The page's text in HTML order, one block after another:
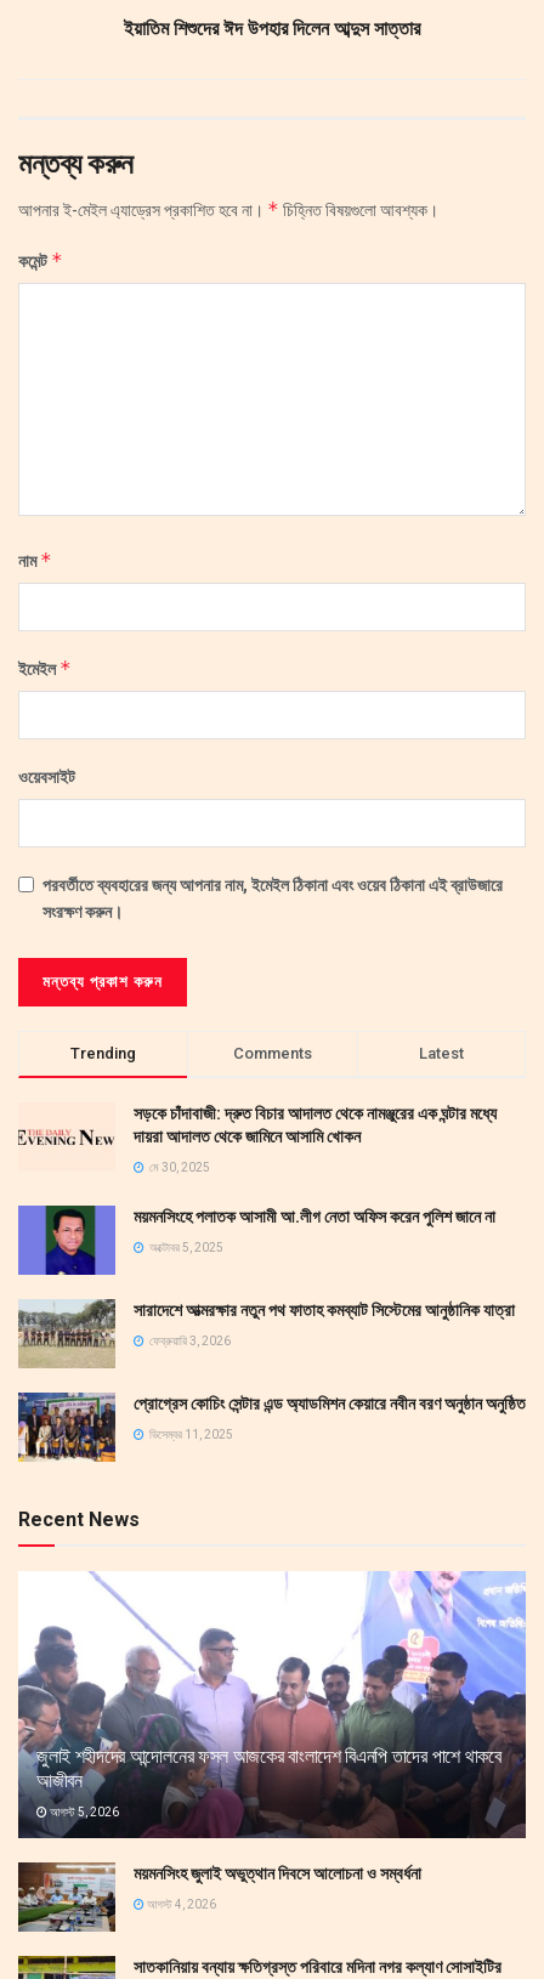
ইয়াতিম শিশুদের ঈদ উপহার দিলেন আব্দুস সাত্তার
মন্তব্য করুন
আপনার ই-মেইল এ্যাড্রেস প্রকাশিত হবে না। * চিহ্নিত বিষয়গুলো আবশ্যক।
কমেন্ট*
নাম*
ইমেইল*
ওয়েবসাইট
পরবর্তীতে ব্যবহারের জন্য আপনার নাম, ইমেইল ঠিকানা এবং ওয়েব ঠিকানা এই ব্রাউজারে
সংরক্ষণ করুন।
Trending Comments Latest
সড়কে চাঁদাবাজী: দ্রুত বিচার আদালত থেকে নামঞ্জুরের এক ঘন্টার মধ্যে
দায়রা আদালত থেকে জামিনে আসামি খোকন
মে 30, 2025
ময়মনসিংহে পলাতক আসামী আ.লীগ নেতা অফিস করেন পুলিশ জানে না
অক্টোবর 5, 2025
সারাদেশে আত্মরক্ষার নতুন পথ ফাতাহ কমব্যাট সিস্টেমের আনুষ্ঠানিক যাত্রা
ফেব্রুয়ারি 3, 2026
প্রোগ্রেস কোচিং সেন্টার এন্ড অ্যাডমিশন কেয়ারে নবীন বরণ অনুষ্ঠান অনুষ্ঠিত
ডিসেম্বর 11, 2025
Recent News
জুলাই শহীদদের আন্দোলনের ফসল আজকের বাংলাদেশ বিএনপি তাদের পাশে থাকবে
আজীবন
আগস্ট 5, 2026
ময়মনসিংহ জুলাই অভুত্থান দিবসে আলোচনা ও সম্বর্ধনা
আগস্ট 4, 2026
সাতকানিয়ায় বন্যায় ক্ষতিগ্রস্ত পরিবারে মদিনা নগর কল্যাণ সোসাইটির